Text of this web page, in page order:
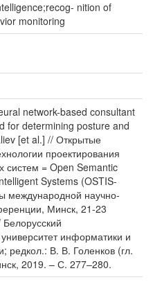
nition of
monitoring
network-based consultant
for determining posture and
[et al.] // Открытые
проектирования
систем = Open Semantic
Systems (OSTIS-
международной научно-
Минск, 21-23
информатики и
редкол.: В. В. Голенков (гл.
2019. – С. 277–280.